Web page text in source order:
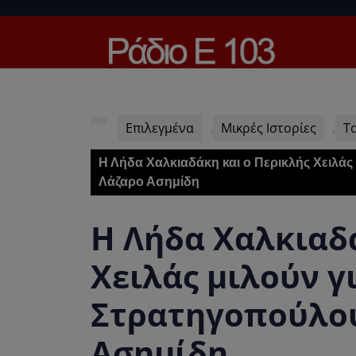
Επιλεγμένα , Μικρές Ιστορίες ,
Η Λήδα Χαλκιαδάκη και ο Περικλής
Λάζαρο Ασημίδη
Η Λήδα
Χειλάς μιλούν